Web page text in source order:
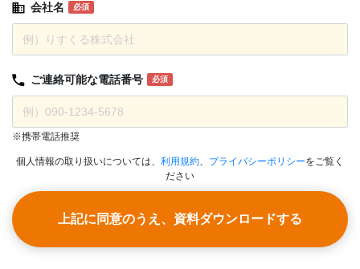
会社名 必須
ご連絡可能な電話番号 必須
※携帯電話推奨
個人情報の取り扱いについては、 利用規約、 プライバシーポリシーをご覧く
ださい
上記に同意のうえ、資料ダウンロードする